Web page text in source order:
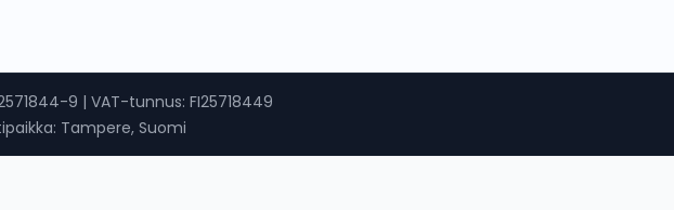
9 | VAT-tunnus: FI25718449
Tampere, Suomi